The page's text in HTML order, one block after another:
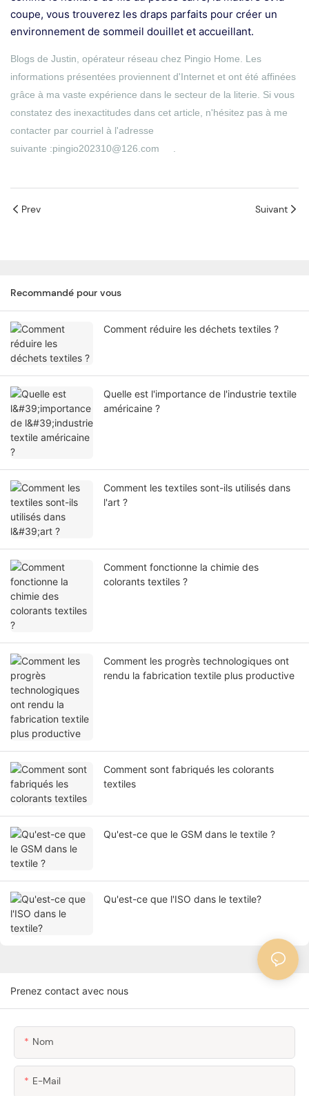
coupe, vous trouverez les draps parfaits pour créer un
environnement de sommeil douillet et accueillant.
Blogs de Justin, opérateur réseau chez Pingio Home. Les
informations présentées proviennent d'Internet et ont été affinées
grâce à ma vaste expérience dans le secteur de la literie. Si vous
constatez des inexactitudes dans cet article, n'hésitez pas à me
contacter par courriel à l'adresse
suivante :pingio202310@126.com .
Prev Suivant
Recommandé pour vous
Comment réduire les déchets textiles ?
Quelle est l'importance de l'industrie textile
américaine ?
Comment les textiles sont-ils utilisés dans
l'art ?
Comment fonctionne la chimie des
colorants textiles ?
Comment les progrès technologiques ont
rendu la fabrication textile plus productive
Comment sont fabriqués les colorants
textiles
Qu'est-ce que le GSM dans le textile ?
Qu'est-ce que l'ISO dans le textile?
Prenez contact avec nous
Nom
E-Mail